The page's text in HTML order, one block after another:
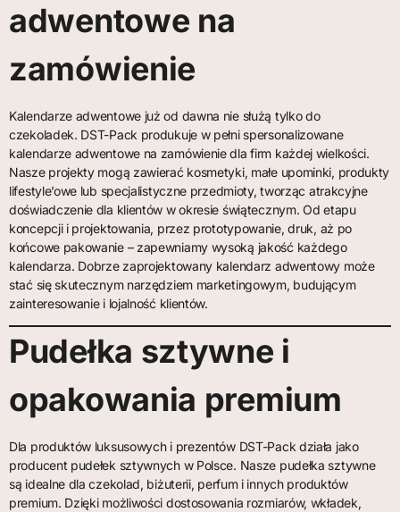
adwentowe na
zamówienie
Kalendarze adwentowe już od dawna nie służą tylko do
czekoladek. DST-Pack produkuje w pełni spersonalizowane
kalendarze adwentowe na zamówienie dla firm każdej wielkości.
Nasze projekty mogą zawierać kosmetyki, małe upominki, produkty
lifestyle’owe lub specjalistyczne przedmioty, tworząc atrakcyjne
doświadczenie dla klientów w okresie świątecznym. Od etapu
koncepcji i projektowania, przez prototypowanie, druk, aż po
końcowe pakowanie – zapewniamy wysoką jakość każdego
kalendarza. Dobrze zaprojektowany kalendarz adwentowy może
stać się skutecznym narzędziem marketingowym, budującym
zainteresowanie i lojalność klientów.
Pudełka sztywne i
opakowania premium
Dla produktów luksusowych i prezentów DST-Pack działa jako
producent pudełek sztywnych w Polsce. Nasze pudełka sztywne
są idealne dla czekolad, biżuterii, perfum i innych produktów
premium. Dzięki możliwości dostosowania rozmiarów, wkładek,